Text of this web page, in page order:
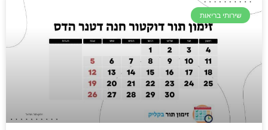
שירותי בריאות